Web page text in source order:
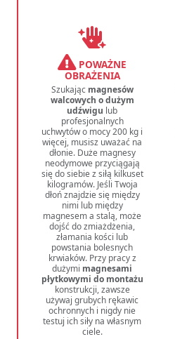
POWAŻNE
OBRAŻENIA
Szukając magnesów
walcowych o dużym
udźwigu lub
profesjonalnych
uchwytów o mocy 200 kg i
więcej, musisz uważać na
dłonie. Duże magnesy
neodymowe przyciągają
się do siebie z siłą kilkuset
kilogramów. Jeśli Twoja
dłoń znajdzie się między
nimi lub między
magnesem a stalą, może
dojść do zmiażdżenia,
złamania kości lub
powstania bolesnych
krwiaków. Przy pracy z
dużymi magnesami
płytkowymi do montażu
konstrukcji, zawsze
używaj grubych rękawic
ochronnych i nigdy nie
testuj ich siły na własnym
ciele.